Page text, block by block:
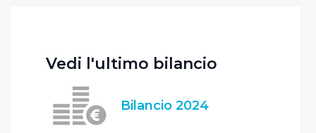
Vedi l'ultimo bilancio
Bilancio 2024